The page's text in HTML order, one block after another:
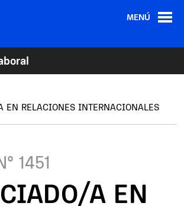
MENÚ
EN RELACIONES INTERNACIONALES
1451
A EN